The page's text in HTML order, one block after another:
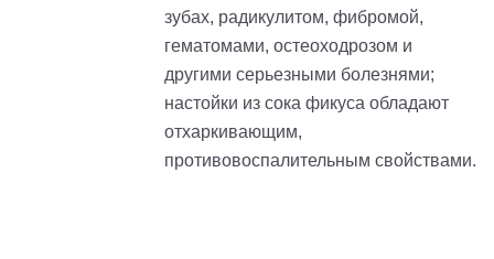
зубах, радикулитом, фибромой,
гематомами, остеоходрозом и
другими серьезными болезнями;
настойки из сока фикуса обладают
отхаркивающим,
противовоспалительным свойствами.